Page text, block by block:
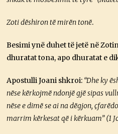
Zoti dëshiron të mirën tonë.
Besimi ynë duhet të jetë në
dhuratat tona, apo dhuratat e
Apostulli Joani shkroi: “Dhe ky
nëse kërkojmë ndonjë gjë sipas
nëse e dimë se ai na dëgjon,
marrim kërkesat që i kërkuam” (1